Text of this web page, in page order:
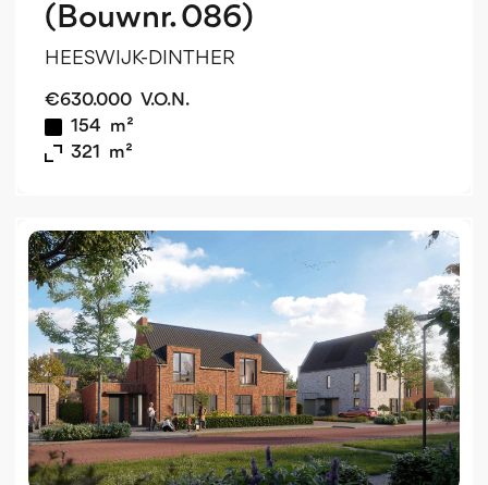
(Bouwnr. 086)
HEESWIJK-DINTHER
€630.000 V.O.N.
154 m²
321
m²